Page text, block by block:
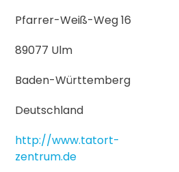
Pfarrer-Weiß-Weg 16
89077 Ulm
Baden-Württemberg
Deutschland
http://www.tatort-
zentrum.de